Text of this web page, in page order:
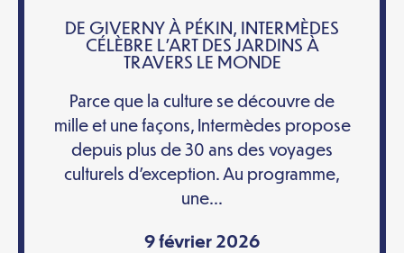
DE GIVERNY À PÉKIN, INTERMÈDES
CÉLÈBRE L’ART DES JARDINS À
TRAVERS LE MONDE
Parce que la culture se découvre de
mille et une façons, Intermèdes propose
depuis plus de 30 ans des voyages
culturels d’exception. Au programme,
une...
9 février 2026